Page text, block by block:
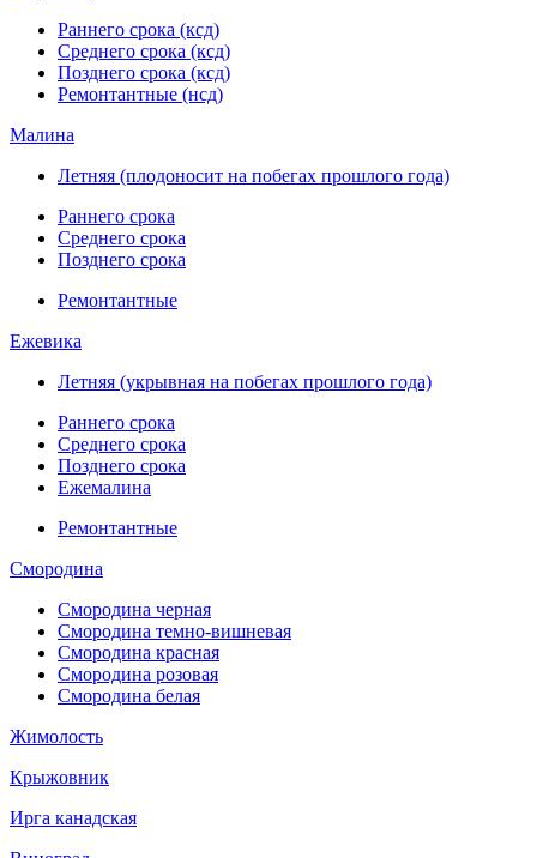
Раннего срока (ксд)
Среднего срока (ксд)
Позднего срока (ксд)
Ремонтантные (нсд)
Малина
Летняя (плодоносит на побегах прошлого года)
Раннего срока
Среднего срока
Позднего срока
Ремонтантные
Ежевика
Летняя (укрывная на побегах прошлого года)
Раннего срока
Среднего срока
Позднего срока
Ежемалина
Ремонтантные
Смородина
Смородина черная
Смородина темно-вишневая
Смородина красная
Смородина розовая
Смородина белая
Жимолость
Крыжовник
Ирга канадская